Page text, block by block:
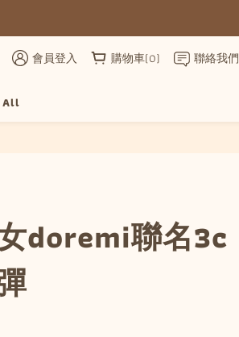
會員登入 購物車(0) 聯絡我們
doremi聯名3c